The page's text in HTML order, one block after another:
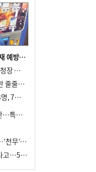
노동자 살인 폭염과 사투…회사는 산재 예방·전기료 절감 전력
강서구 기간제노동자 사망, 전임 부구청장 檢 송치
중대재해법 위헌제청 파장…관련 재판 줄줄이 브레이크
한화에어로 폭발사고 희생자 5명 중 3명, 7일 영면
한화에어로스페이스, 4·5일 공정중단…특별 안전점검
한화에어로 대전공장 생산 일부중단…‘천무’ 수출 비상
한화에어로스페이스 대전공장 폭발 사고…5명 사망·2명 부상(종합)